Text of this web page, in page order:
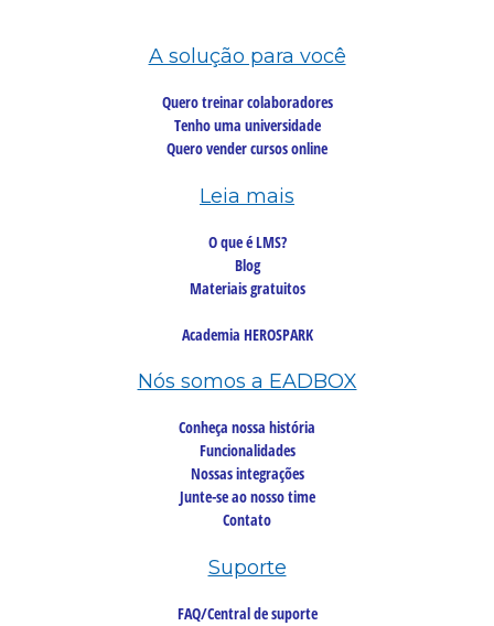
A solução para você
Quero treinar colaboradores
Tenho uma universidade
Quero vender cursos online
Leia mais
O que é LMS?
Blog
Materiais gratuitos
Academia HEROSPARK
Nós somos a EADBOX
Conheça nossa história
Funcionalidades
Nossas integrações
Junte-se ao nosso time
Contato
Suporte
FAQ/Central de suporte